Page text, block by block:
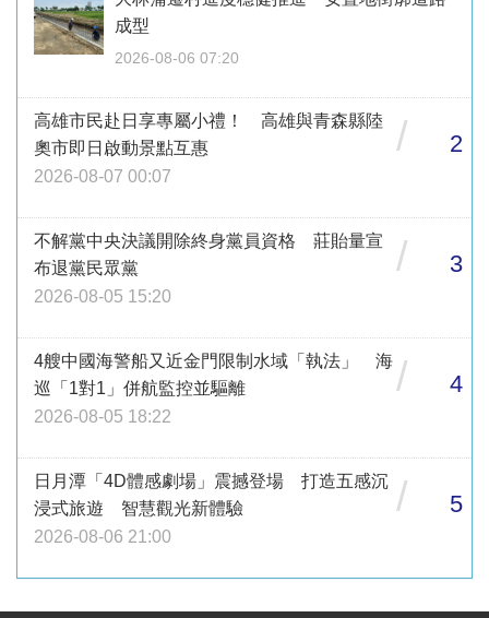
成型
2026-08-06 07:20
高雄市民赴日享專屬小禮！ 高雄與青森縣陸
奧市即日啟動景點互惠
2026-08-07 00:07
/ 2
不解黨中央決議開除終身黨員資格 莊貽量宣
布退黨民眾黨
2026-08-05 15:20
/ 3
4艘中國海警船又近金門限制水域「執法」 海
巡「1對1」併航監控並驅離
2026-08-05 18:22
/ 4
日月潭「4D體感劇場」震撼登場 打造五感沉
浸式旅遊 智慧觀光新體驗
2026-08-06 21:00
/ 5